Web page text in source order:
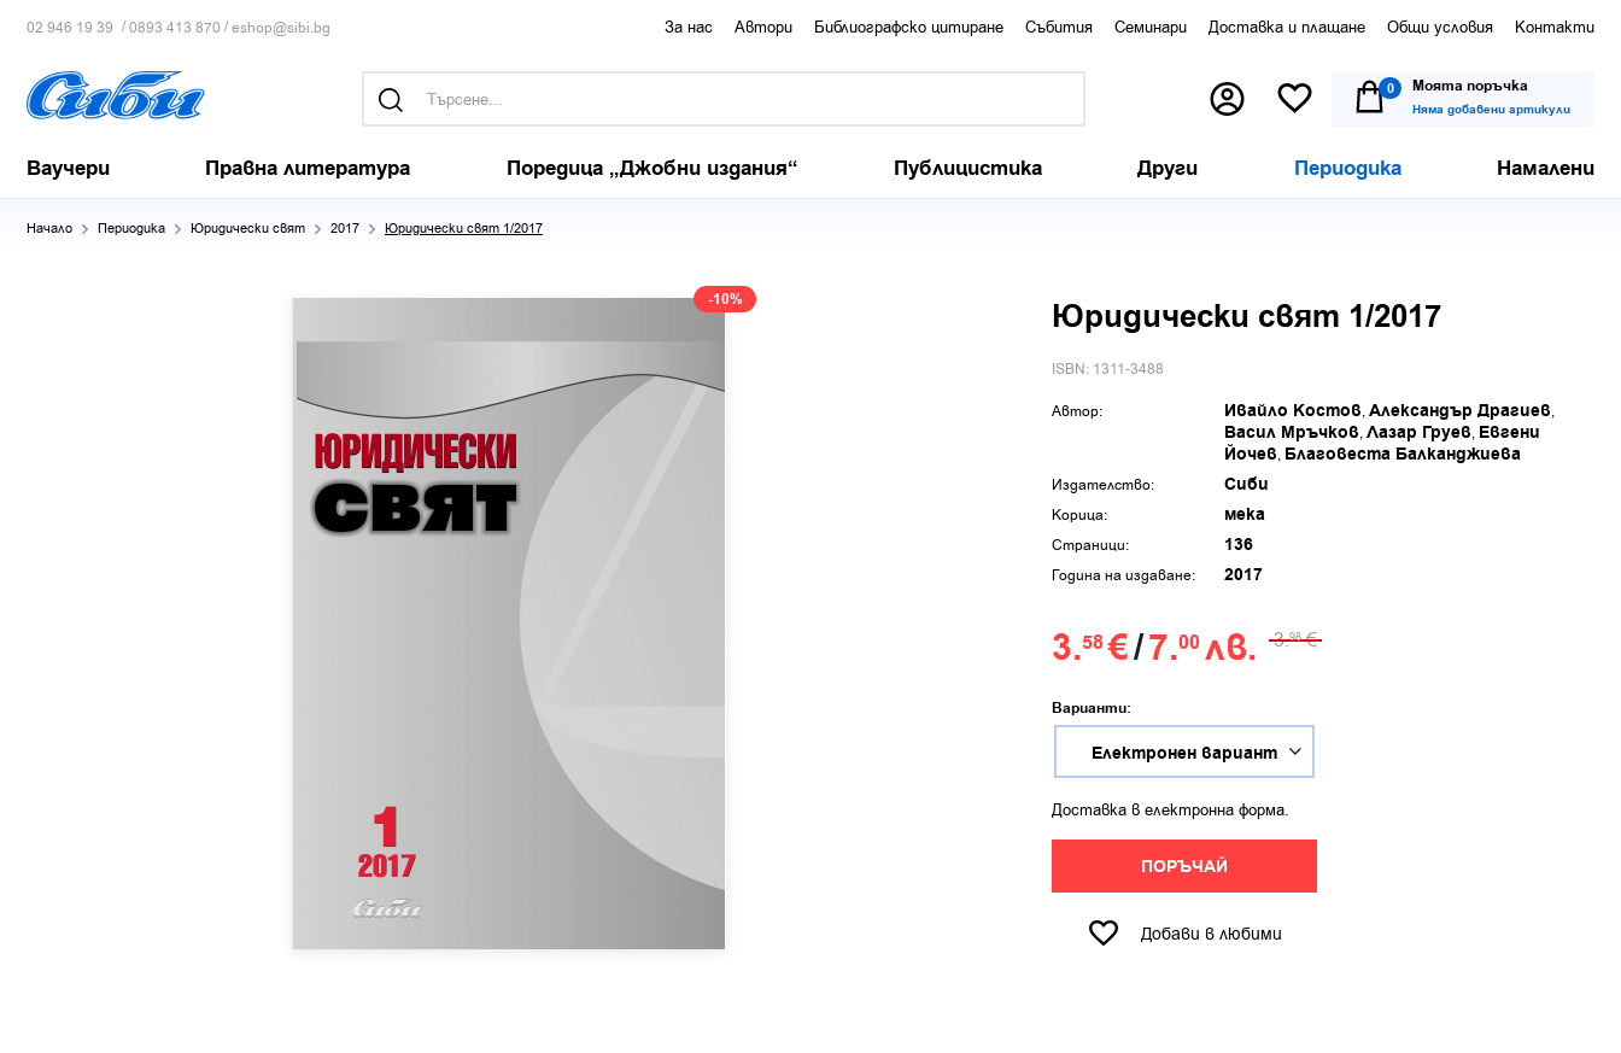
02 946 19 39 /0893 413 870 /eshop@sibi.bg За нас Автори Библиографско цитиране Събития Семинари Доставка и плащане Общи условия Контакти
0 Моята поръчка
Няма добавени артикули
Ваучери Правна литература Поредица „Джобни издания“ Публицистика Други Периодика Намалени
Начало Периодика Юридически свят 2017 Юридически свят 1/2017
-10% Юридически свят 1/2017
ISBN: 1311-3488
Автор: Ивайло Костов Александър Драгиев
Васил Мръчков Лазар Груев Евгени
Йочев Благовеста Балканджиева
Издателство: Сиби
Корица: мека
Страници: 136
Година на издаване: 2017
3.58€/7.00 лв. 3.98 €
Варианти:
Доставка в електронна форма.
ПОРЪЧАЙ
Добави в любими